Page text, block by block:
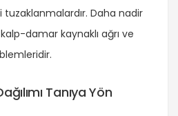
Daha nadir
damar kaynaklı ağrı ve
Tanıya Yön